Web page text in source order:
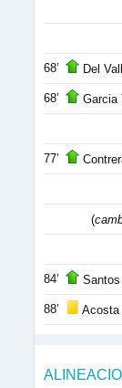
68’ Del
68’ Garcia
77’
(
84’ Santos
88’ Acosta